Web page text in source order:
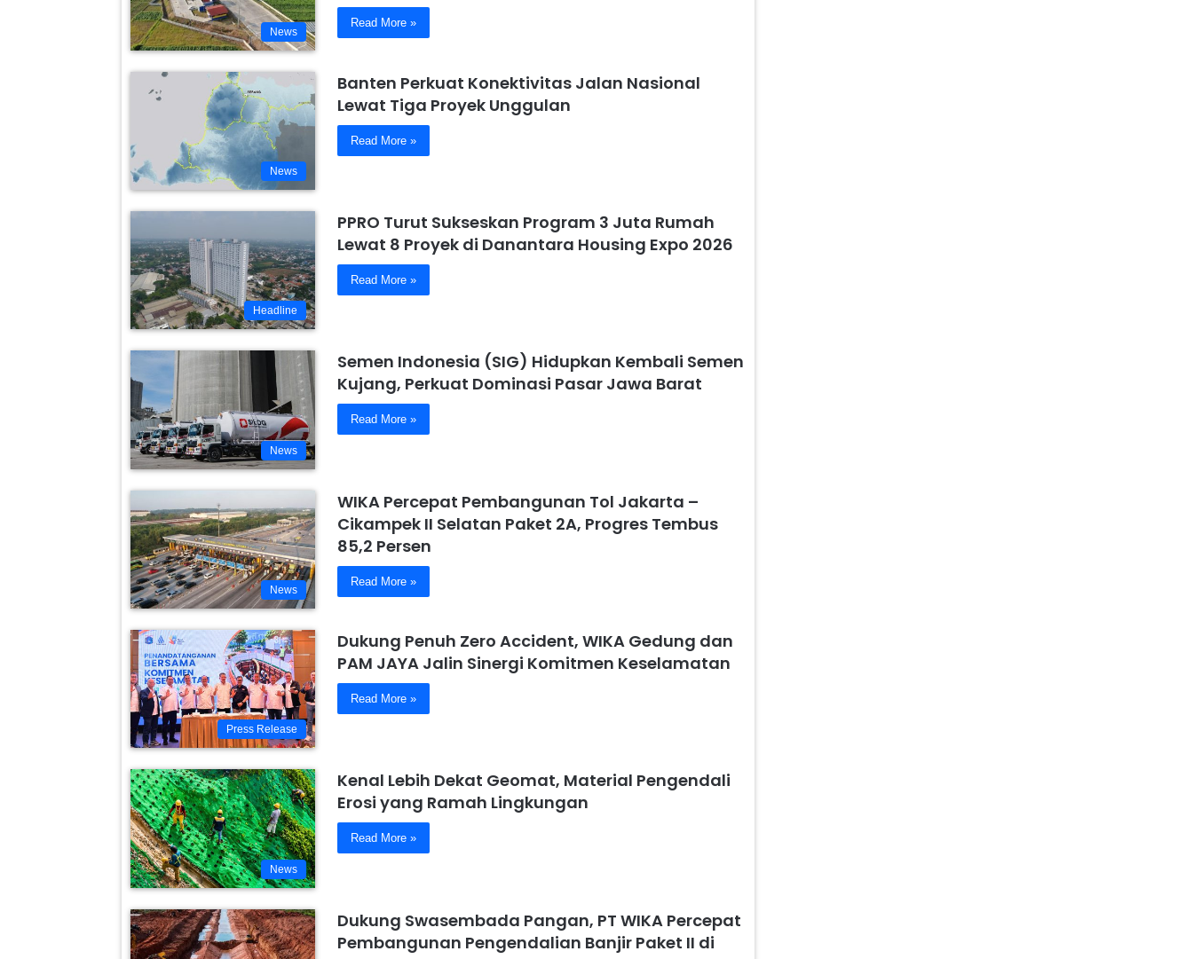
News
Read More »
News
Banten Perkuat Konektivitas Jalan Nasional
Lewat Tiga Proyek Unggulan
Read More »
Headline
PPRO Turut Sukseskan Program 3 Juta Rumah
Lewat 8 Proyek di Danantara Housing Expo 2026
Read More »
News
Semen Indonesia (SIG) Hidupkan Kembali Semen
Kujang, Perkuat Dominasi Pasar Jawa Barat
Read More »
News
WIKA Percepat Pembangunan Tol Jakarta –
Cikampek II Selatan Paket 2A, Progres Tembus
85,2 Persen
Read More »
Press Release
Dukung Penuh Zero Accident, WIKA Gedung dan
PAM JAYA Jalin Sinergi Komitmen Keselamatan
Read More »
News
Kenal Lebih Dekat Geomat, Material Pengendali
Erosi yang Ramah Lingkungan
Read More »
Dukung Swasembada Pangan, PT WIKA Percepat
Pembangunan Pengendalian Banjir Paket II di